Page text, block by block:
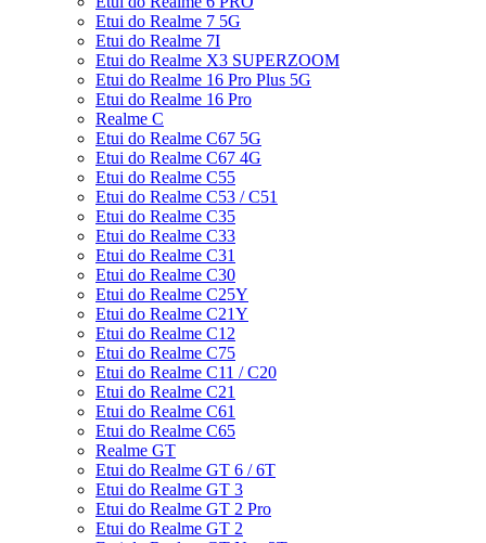
Etui do Realme 7 5G
Etui do Realme 7I
Etui do Realme X3 SUPERZOOM
Etui do Realme 16 Pro Plus 5G
Etui do Realme 16 Pro
Realme C
Etui do Realme C67 5G
Etui do Realme C67 4G
Etui do Realme C55
Etui do Realme C53 / C51
Etui do Realme C35
Etui do Realme C33
Etui do Realme C31
Etui do Realme C30
Etui do Realme C25Y
Etui do Realme C21Y
Etui do Realme C12
Etui do Realme C75
Etui do Realme C11 / C20
Etui do Realme C21
Etui do Realme C61
Etui do Realme C65
Realme GT
Etui do Realme GT 6 / 6T
Etui do Realme GT 3
Etui do Realme GT 2 Pro
Etui do Realme GT 2